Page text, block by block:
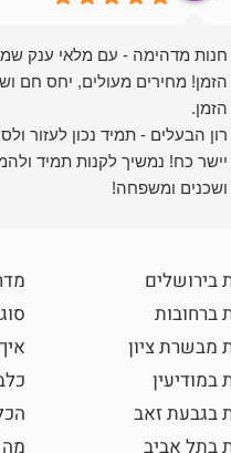
חנות מדהימה - עם מלאי ענק
הזמן! מחירים מעולים, יחס חם
רון הבעלים - תמיד נכון לעזור
יישר כח! נמשיך לקנות תמיד
ושכנים ומשפחה!
בירושלים
ברחובות
מבשרת ציון
במודיעין
בגבעת זאב
בתל אביב